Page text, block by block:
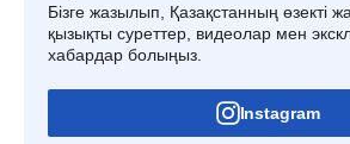
Бізге жазылып, Қазақстанның өзекті
қызықты суреттер, видеолар мен
хабардар болыңыз.
Instagram